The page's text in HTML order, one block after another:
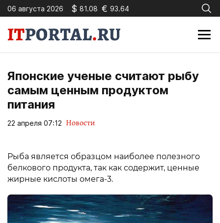
06 августа 2026 $ 81.08 € 93.64
Японские ученые считают рыбу
самым ценным продуктом
питания
22 апреля 07:12 Новости
Рыба является образцом наиболее полезного
белкового продукта, так как содержит, ценные
жирные кислоты омега-3.